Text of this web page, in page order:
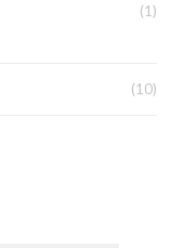
(1)
(10)